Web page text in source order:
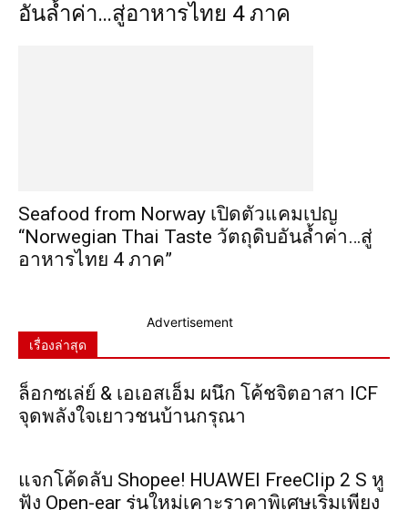
อันล้ำค่า…สู่อาหารไทย 4 ภาค
Seafood from Norway เปิดตัวแคมเปญ
“Norwegian Thai Taste วัตถุดิบอันล้ำค่า…สู่
อาหารไทย 4 ภาค”
Advertisement
เรื่องล่าสุด
ล็อกซเล่ย์ & เอเอสเอ็ม ผนึก โค้ชจิตอาสา ICF
จุดพลังใจเยาวชนบ้านกรุณา
แจกโค้ดลับ Shopee! HUAWEI FreeClip 2 S หู
ฟัง Open-ear รุ่นใหม่เคาะราคาพิเศษเริ่มเพียง